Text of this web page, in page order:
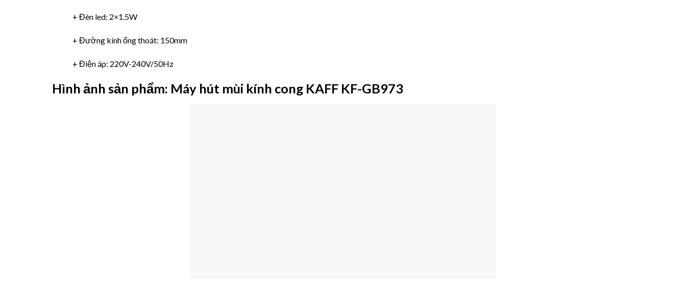
+ Đèn led: 2×1.5W
+ Đường kính ống thoát: 150mm
+ Điện áp: 220V-240V/50Hz
Hình ảnh sản phẩm: Máy hút mùi kính cong KAFF KF-GB973